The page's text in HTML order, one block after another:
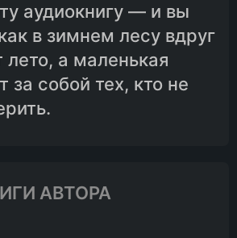
аудиокнигу — и вы
в зимнем лесу вдруг
лето, а маленькая
за собой тех, кто не
АВТОРА